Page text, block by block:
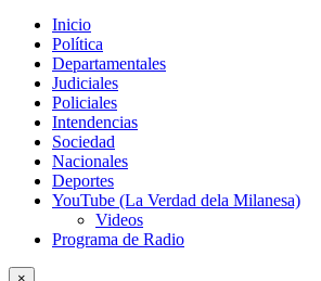
Inicio
Política
Departamentales
Judiciales
Policiales
Intendencias
Sociedad
Nacionales
Deportes
YouTube (La Verdad dela Milanesa)
Videos
Programa de Radio